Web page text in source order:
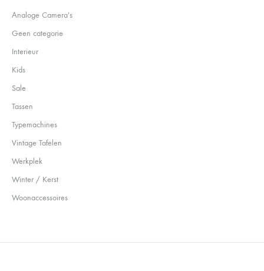
Analoge Camera's
Geen categorie
Interieur
Kids
Sale
Tassen
Typemachines
Vintage Tafelen
Werkplek
Winter / Kerst
Woonaccessoires